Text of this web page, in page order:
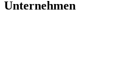
Unternehmen